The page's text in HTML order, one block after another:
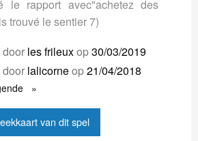
le rapport avec"achetez des
trouvé le sentier 7)
door les frileuxop30/03/2019
door lalicorneop21/04/2018
Volgende
van dit spel